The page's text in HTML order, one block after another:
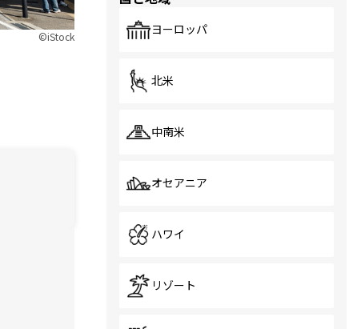
©iStock
ヨーロッパ
北米
中南米
オセアニア
ハワイ
リゾート